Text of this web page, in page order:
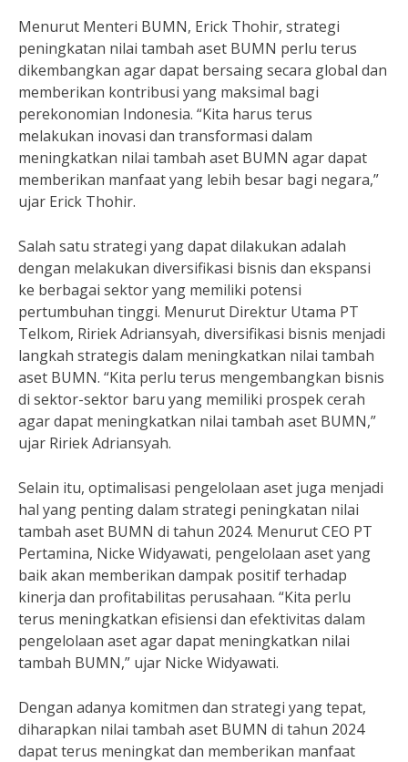
Menurut Menteri BUMN, Erick Thohir, strategi
peningkatan nilai tambah aset BUMN perlu terus
dikembangkan agar dapat bersaing secara global dan
memberikan kontribusi yang maksimal bagi
perekonomian Indonesia. “Kita harus terus
melakukan inovasi dan transformasi dalam
meningkatkan nilai tambah aset BUMN agar dapat
memberikan manfaat yang lebih besar bagi negara,”
ujar Erick Thohir.
Salah satu strategi yang dapat dilakukan adalah
dengan melakukan diversifikasi bisnis dan ekspansi
ke berbagai sektor yang memiliki potensi
pertumbuhan tinggi. Menurut Direktur Utama PT
Telkom, Ririek Adriansyah, diversifikasi bisnis menjadi
langkah strategis dalam meningkatkan nilai tambah
aset BUMN. “Kita perlu terus mengembangkan bisnis
di sektor-sektor baru yang memiliki prospek cerah
agar dapat meningkatkan nilai tambah aset BUMN,”
ujar Ririek Adriansyah.
Selain itu, optimalisasi pengelolaan aset juga menjadi
hal yang penting dalam strategi peningkatan nilai
tambah aset BUMN di tahun 2024. Menurut CEO PT
Pertamina, Nicke Widyawati, pengelolaan aset yang
baik akan memberikan dampak positif terhadap
kinerja dan profitabilitas perusahaan. “Kita perlu
terus meningkatkan efisiensi dan efektivitas dalam
pengelolaan aset agar dapat meningkatkan nilai
tambah BUMN,” ujar Nicke Widyawati.
Dengan adanya komitmen dan strategi yang tepat,
diharapkan nilai tambah aset BUMN di tahun 2024
dapat terus meningkat dan memberikan manfaat